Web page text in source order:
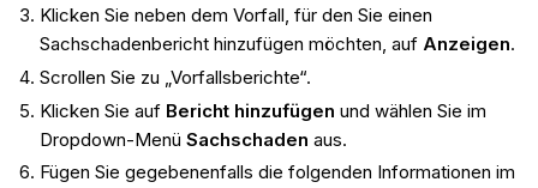
Klicken Sie neben dem Vorfall, für den Sie einen
Sachschadenbericht hinzufügen möchten, auf Anzeigen.
Scrollen Sie zu „Vorfallsberichte“.
Klicken Sie auf Bericht hinzufügen und wählen Sie im
Dropdown-Menü Sachschaden aus.
Fügen Sie gegebenenfalls die folgenden Informationen im